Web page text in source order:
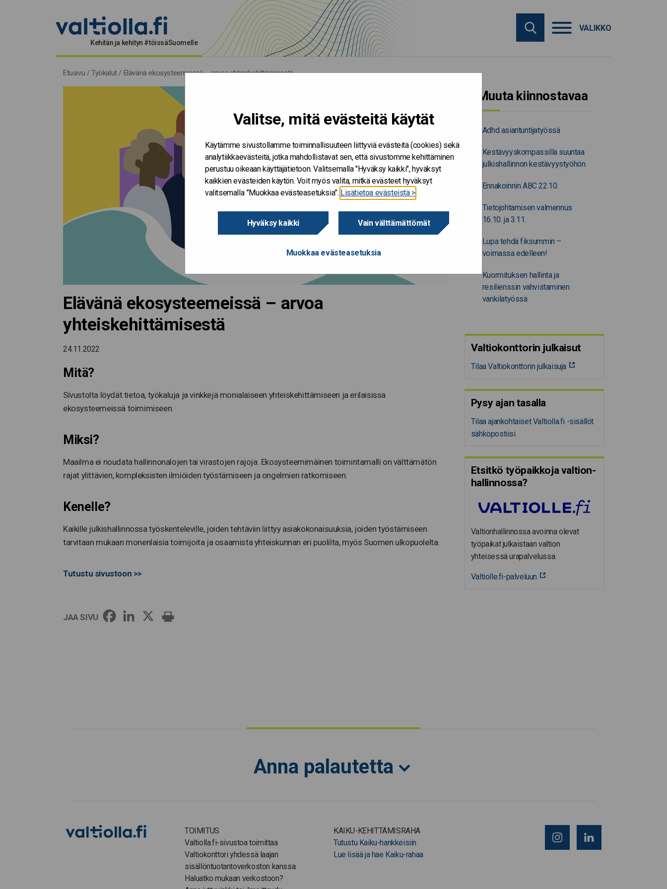
Valitse, mitä evästeitä käytät
Käytämme sivustollamme toiminnallisuuteen liittyviä evästeitä (cookies) sekä
analytiikkaevästeitä, jotka mahdollistavat sen, että sivustomme kehittäminen
perustuu oikeaan käyttäjätietoon. Valitsemalla "Hyväksy kaikki", hyväksyt
kaikkien evästeiden käytön. Voit myös valita, mitkä evästeet hyväksyt
valitsemalla ”Muokkaa evästeasetuksia”. Lisätietoa evästeistä >
Hyväksy kaikki Vain välttämättömät
Muokkaa evästeasetuksia
Kehitän ja kehityn #töissäSuomelle
VALIKKO
Etusivu /Työkalut/ Elävänä ekosysteemeissä – arvoa yhteiskehittämisestä
Elävänä ekosysteemeissä – arvoa
yhteiskehittämisestä
24.11.2022
Mitä?
Sivustolta löydät tietoa, työkaluja ja vinkkejä monialaiseen yhteiskehittämiseen ja erilaisissa
ekosysteemeissä toimimiseen.
Miksi?
Maailma ei noudata hallinnonalojen tai virastojen rajoja. Ekosysteemimäinen toimintamalli on välttämätön
rajat ylittävien, kompleksisten ilmiöiden työstämiseen ja ongelmien ratkomiseen.
Kenelle?
Kaikille julkishallinnossa työskenteleville, joiden tehtäviin liittyy asiakokonaisuuksia, joiden työstämiseen
tarvitaan mukaan monenlaisia toimijoita ja osaamista yhteiskunnan eri puolilta, myös Suomen ulkopuolelta.
Tutustu sivustoon >>
JAA SIVU
Muuta kiinnostavaa
Adhd asiantuntijatyössä
Kestävyyskompassilla suuntaa
julkishallinnon kestävyystyöhön
Ennakoinnin ABC 22.10.
Tietojohtamisen valmennus
16.10. ja 3.11.
Lupa tehdä fiksummin –
voimassa edelleen!
Kuormituksen hallinta ja
resilienssin vahvistaminen
vankilatyössä
Valtiokonttorin julkaisut
Tilaa Valtiokonttorin julkaisuja
Pysy ajan tasalla
Tilaa ajankohtaiset Valtiolla.fi -sisällöt
sähköpostiisi
Etsitkö työpaikkoja valtion­
hal­lin­nossa?
Valtionhallinnossa avoinna olevat
työpaikat julkaistaan valtion
yhteisessä urapalvelussa.
Valtiolle.fi-palveluun
Anna palautetta
TOIMITUS
Valtiolla.fi-sivustoa toimittaa
Valtiokonttori yhdessä laajan
sisällöntuotantoverkoston kanssa.
Haluatko mukaan verkostoon?
KAIKU-KEHITTÄMISRAHA
Tutustu Kaiku-hankkeisiin
Lue lisää ja hae Kaiku-rahaa